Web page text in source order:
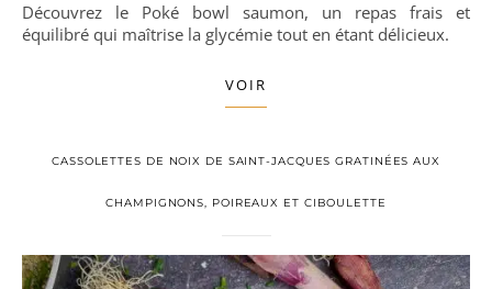
Découvrez le Poké bowl saumon, un repas frais et
équilibré qui maîtrise la glycémie tout en étant délicieux.
VOIR
CASSOLETTES DE NOIX DE SAINT-JACQUES GRATINÉES AUX
CHAMPIGNONS, POIREAUX ET CIBOULETTE